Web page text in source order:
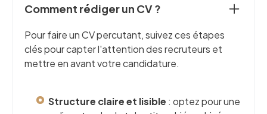
Comment rédiger un CV ?
Pour faire un CV percutant, suivez ces étapes
clés pour capter l'attention des recruteurs et
mettre en avant votre candidature.
Structure claire et lisible : optez pour une